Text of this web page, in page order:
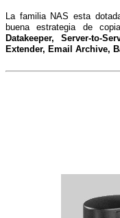
La familia NAS esta
buena estrategia de
Datakeeper, Server-to-
Extender, Email Archive,